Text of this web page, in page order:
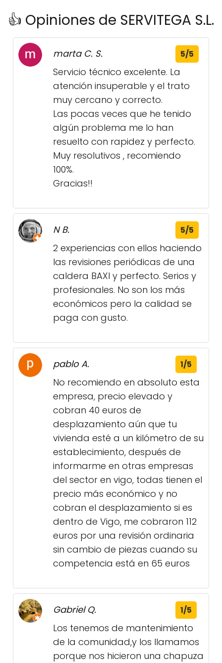
👍 Opiniones de SERVITEGA S.L.
marta C. S. 5/5
Servicio técnico excelente. La
atención insuperable y el trato
muy cercano y correcto.
Las pocas veces que he tenido
algún problema me lo han
resuelto con rapidez y perfecto.
Muy resolutivos , recomiendo
100%.
Gracias!!
N B. 5/5
2 experiencias con ellos haciendo
las revisiones periódicas de una
caldera BAXI y perfecto. Serios y
profesionales. No son los más
económicos pero la calidad se
paga con gusto.
pablo A. 1/5
No recomiendo en absoluto esta
empresa, precio elevado y
cobran 40 euros de
desplazamiento aún que tu
vivienda esté a un kilómetro de su
establecimiento, después de
informarme en otras empresas
del sector en vigo, todas tienen el
precio más económico y no
cobran el desplazamiento si es
dentro de Vigo, me cobraron 112
euros por una revisión ordinaria
sin cambio de piezas cuando su
competencia está en 65 euros
Gabriel Q. 1/5
Los tenemos de mantenimiento
de la comunidad,y los llamamos
porque nos hicieron una chapuza